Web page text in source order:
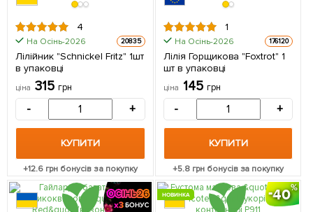
4
На Осінь-2026 20835
Лілійник "Schnickel Fritz" 1шт
в упаковці
ціна 315 грн
- +
КУПИТИ
+12.6 грн бонусів за покупку
1
На Осінь-2026 176120
Лілія Горщикова "Foxtrot" 1
шт в упаковці
ціна 145 грн
- +
КУПИТИ
+5.8грн бонусів за покупку
40
НОВИНКА